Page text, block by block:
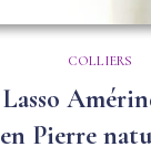
COLLIERS
Lasso
en Pierre